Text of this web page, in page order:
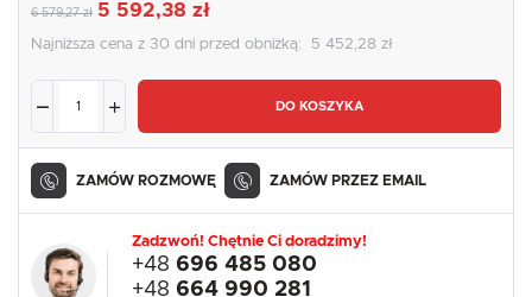
6 579,27 zł 5 592,38 zł
Najniższa cena z 30 dni przed obniżką: 5 452,28 zł
DO KOSZYKA
ZAMÓW ROZMOWĘ ZAMÓW PRZEZ EMAIL
Zadzwoń! Chętnie Ci doradzimy!
+48 696 485 080
+48 664 990 281